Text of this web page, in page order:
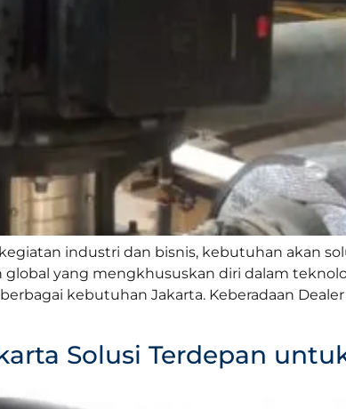
industri dan bisnis, kebutuhan akan
yang mengkhususkan diri dalam
kebutuhan Jakarta. Keberadaan
Solusi Terdepan